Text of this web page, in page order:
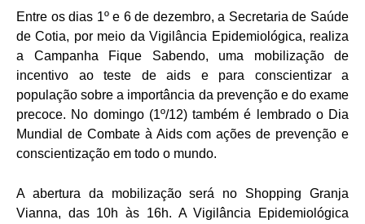
Entre os dias 1º e 6 de dezembro, a Secretaria de Saúde
de Cotia, por meio da Vigilância Epidemiológica, realiza
a Campanha Fique Sabendo, uma mobilização de
incentivo ao teste de aids e para conscientizar a
população sobre a importância da prevenção e do exame
precoce. No domingo (1º/12) também é lembrado o Dia
Mundial de Combate à Aids com ações de prevenção e
conscientização em todo o mundo.
A abertura da mobilização será no Shopping Granja
Vianna, das 10h às 16h. A Vigilância Epidemiológica